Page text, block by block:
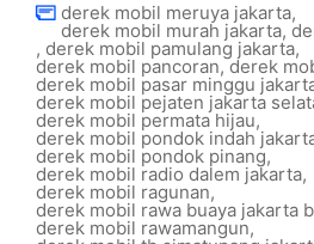
derek mobil meruya jakarta,
derek mobil murah jakarta,
, derek mobil pamulang jakarta,
derek mobil pancoran,derek
derek mobil pasar minggu
derek mobil pejaten jakarta
derek mobil permata hijau,
derek mobil pondok indah
derek mobil pondok pinang,
derek mobil radio dalem jakarta,
derek mobil ragunan,
derek mobil rawa buaya jakarta
derek mobil rawamangun,